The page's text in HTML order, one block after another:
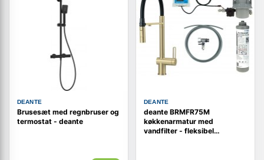
DEANTE
Brusesæt med regnbruser og
termostat - deante
DEANTE
deante BRMFR75M
køkkenarmatur med
vandfilter - fleksibel